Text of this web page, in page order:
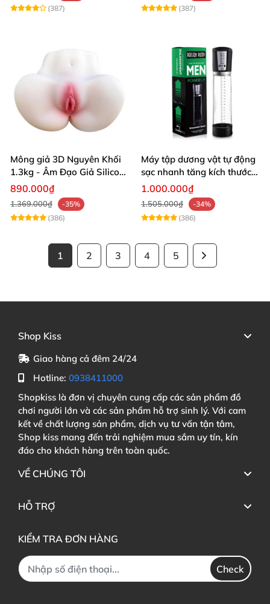
(387)
(387)
Mông giả 3D Nguyên Khối
1.3kg - Âm Đạo Giả Silicon
Siêu Mềm 2 Lỗ Nằm Ngửa
890.000₫
1.369.000₫
-35%
(386)
Máy tập dương vật tự động
sạc nhanh tăng kích thước
hiệu quả
1.000.000₫
1.505.000₫
-34%
(386)
1 2 3 4 5
Shop Kiss
Giao hàng cả đêm 24/24
Hotline: 0938411000
Shopkiss là đơn vị chuyên cung cấp các sản phẩm đồ
chơi người lớn và các sản phẩm hỗ trợ sinh lý. Với cam
kết về chất lượng sản phẩm, dịch vụ tư vấn tận tâm,
Shop kiss mang đến trải nghiệm mua sắm uy tín, kín
đáo cho khách hàng trên toàn quốc.
VỀ CHÚNG TÔI
HỖ TRỢ
KIỂM TRA ĐƠN HÀNG
Check